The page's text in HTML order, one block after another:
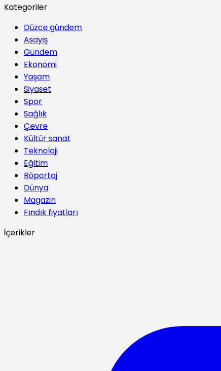
Kategoriler
Düzce gündem
Asayiş
Gündem
Ekonomi
Yaşam
Siyaset
Spor
Sağlık
Çevre
Kültür sanat
Teknoloji
Eğitim
Röportaj
Dünya
Magazin
Fındık fiyatları
İçerikler